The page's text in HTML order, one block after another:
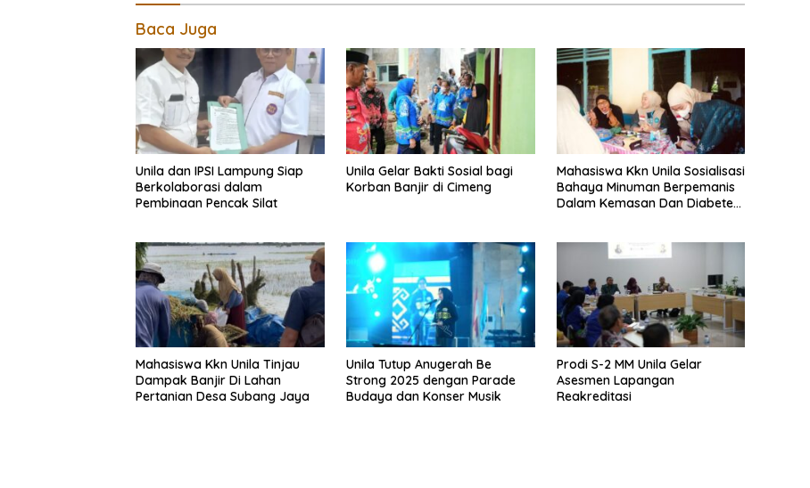
Baca Juga
Unila dan IPSI Lampung Siap
Berkolaborasi dalam
Pembinaan Pencak Silat
Unila Gelar Bakti Sosial bagi
Korban Banjir di Cimeng
Mahasiswa Kkn Unila Sosialisasi
Bahaya Minuman Berpemanis
Dalam Kemasan Dan Diabetes
Mahasiswa Kkn Unila Tinjau
Dampak Banjir Di Lahan
Pertanian Desa Subang Jaya
Unila Tutup Anugerah Be
Strong 2025 dengan Parade
Budaya dan Konser Musik
Prodi S-2 MM Unila Gelar
Asesmen Lapangan
Reakreditasi